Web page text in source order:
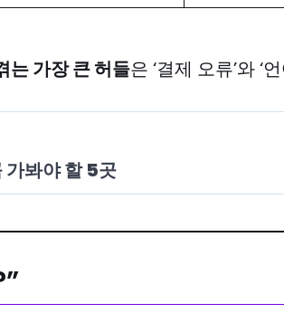
는 가장 큰 허들은 ‘결제 오류’와 ‘
가봐야 할 5곳